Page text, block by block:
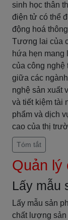
sinh học thân
điện tử có thể
động hoá
Tương lai của
hứa hẹn mang
của công nghệ
giữa các
nghệ sản xuất
và tiết kiệm tài
phẩm và dịch
cao của thị
Tóm tắt
Quản lý
Lấy mẫu
Lấy mẫu sản
chất lượng sản